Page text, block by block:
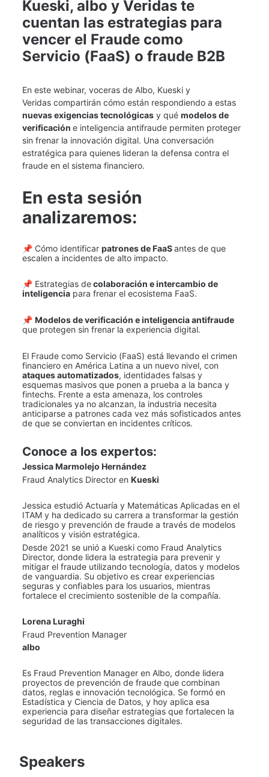
Kueski, albo y Veridas te
cuentan las estrategias para
vencer el Fraude como
Servicio (FaaS) o fraude B2B
En este webinar, voceras de Albo, Kueski y
Veridas compartirán cómo están respondiendo a estas
nuevas exigencias tecnológicas y qué modelos de
verificación e inteligencia antifraude permiten proteger
sin frenar la innovación digital. Una conversación
estratégica para quienes lideran la defensa contra el
fraude en el sistema financiero.
En esta sesión
analizaremos:
📌 Cómo identificar patrones de FaaS antes de que
escalen a incidentes de alto impacto.
📌 Estrategias de colaboración e intercambio de
inteligencia para frenar el ecosistema FaaS.
📌 Modelos de verificación e inteligencia antifraude
que protegen sin frenar la experiencia digital.
El Fraude como Servicio (FaaS) está llevando el crimen
financiero en América Latina a un nuevo nivel, con
ataques automatizados, identidades falsas y
esquemas masivos que ponen a prueba a la banca y
fintechs. Frente a esta amenaza, los controles
tradicionales ya no alcanzan, la industria necesita
anticiparse a patrones cada vez más sofisticados antes
de que se conviertan en incidentes críticos.
Conoce a los expertos:
Jessica Marmolejo Hernández
Fraud Analytics Director en Kueski
Jessica estudió Actuaría y Matemáticas Aplicadas en el
ITAM y ha dedicado su carrera a transformar la gestión
de riesgo y prevención de fraude a través de modelos
analíticos y visión estratégica.
Desde 2021 se unió a Kueski como Fraud Analytics
Director, donde lidera la estrategia para prevenir y
mitigar el fraude utilizando tecnología, datos y modelos
de vanguardia. Su objetivo es crear experiencias
seguras y confiables para los usuarios, mientras
fortalece el crecimiento sostenible de la compañía.
Lorena Luraghi
Fraud Prevention Manager
albo
Es Fraud Prevention Manager en Albo, donde lidera
proyectos de prevención de fraude que combinan
datos, reglas e innovación tecnológica. Se formó en
Estadística y Ciencia de Datos, y hoy aplica esa
experiencia para diseñar estrategias que fortalecen la
seguridad de las transacciones digitales.
Speakers